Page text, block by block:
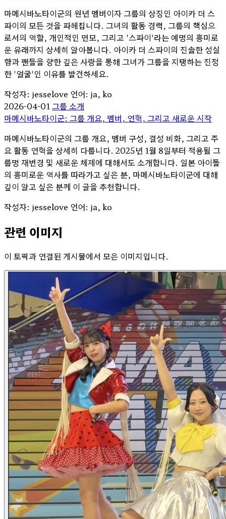
마메시바노타이군의 원년 멤버이자 그룹의 상징인 아이카 더 스
파이의 모든 것을 파헤칩니다. 그녀의 활동 경력, 그룹의 핵심으
로서의 역할, 개인적인 면모, 그리고 '스파이'라는 예명의 흥미로
운 유래까지 상세히 알아봅니다. 아이카 더 스파이의 진솔한 성실
함과 팬들을 향한 깊은 사랑을 통해 그녀가 그룹을 지탱하는 진정
한 '얼굴'인 이유를 발견하세요.
작성자: jesselove 언어: ja, ko
2026-04-01 그룹 소개
마메시바노타이군: 그룹 개요, 멤버, 연혁, 그리고 새로운 시작
마메시바노타이군의 그룹 개요, 멤버 구성, 결성 비화, 그리고 주
요 활동 연혁을 상세히 다룹니다. 2025년 1월 8일부터 적용될 그
룹명 재변경 및 새로운 체제에 대해서도 소개합니다. 일본 아이돌
의 흥미로운 역사를 따라가고 싶은 분, 마메시바노타이군에 대해
깊이 알고 싶은 분께 이 글을 추천합니다.
작성자: jesselove 언어: ja, ko
관련 이미지
이 토픽과 연결된 게시물에서 모은 이미지입니다.